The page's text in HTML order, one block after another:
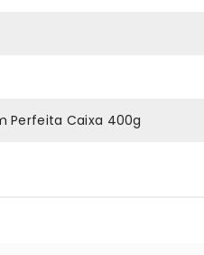
Perfeita Caixa 400g